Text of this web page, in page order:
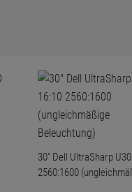
30" Dell UltraSharp
2560:1600